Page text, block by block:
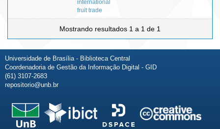
international
fruit trade
Mostrando resultados 1 a 1 de 1
Universidade de Brasília - Biblioteca Central
Coordenadoria de Gestão da Informação Digital - GID
(61) 3107-2683
repositorio@unb.br